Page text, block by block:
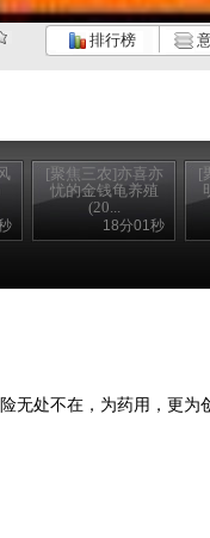
排行榜
[聚焦三农]亦喜亦
忧的金钱龟养殖
(20...
18分01秒
[
无处不在，为药用，更为